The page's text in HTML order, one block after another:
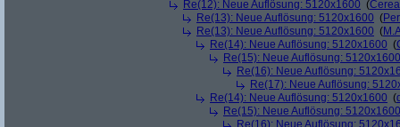
Re(12): Neue Auflösung: 5120x1600 (
Re(13): Neue Auflösung: 5120x1600 (
Re(13): Neue Auflösung: 5120x1600 (
Re(14): Neue Auflösung: 5120x1600 (
Re(15): Neue Auflösung: 5120x1600
Re(16): Neue Auflösung:
Re(17): Neue Auflösung:
Re(14): Neue Auflösung: 5120x1600 (
Re(15): Neue Auflösung: 5120x1600
Re(16): Neue Auflösung: